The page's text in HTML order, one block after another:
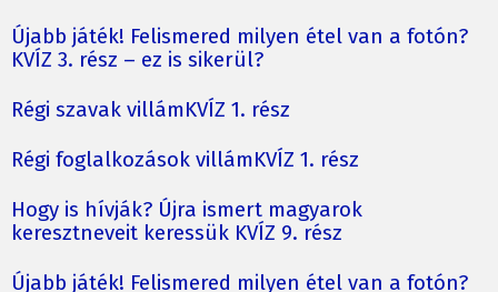
Újabb játék! Felismered milyen étel van a fotón?
KVÍZ 3. rész – ez is sikerül?
Régi szavak villámKVÍZ 1. rész
Régi foglalkozások villámKVÍZ 1. rész
Hogy is hívják? Újra ismert magyarok
keresztneveit keressük KVÍZ 9. rész
Újabb játék! Felismered milyen étel van a fotón?